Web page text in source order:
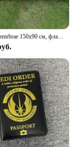
Флаг aerxemrbrae 150x90 см, флаг Римской империи сената и людей римского происхождения, декоративный баннер для дома